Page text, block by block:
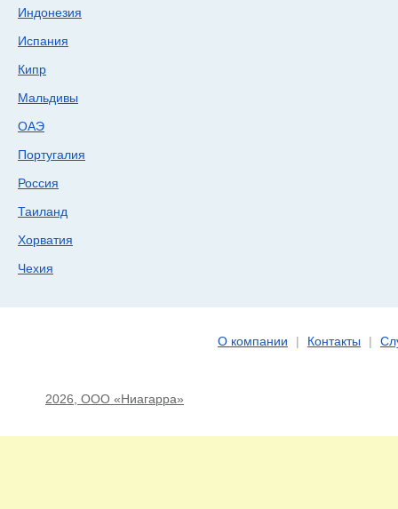
Индонезия
Испания
Кипр
Мальдивы
ОАЭ
Португалия
Россия
Таиланд
Хорватия
Чехия
О компании Контакты
2026, ООО «Ниагарра»